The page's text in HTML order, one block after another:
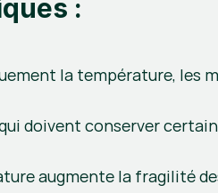
:
la température, les
doivent conserver
augmente la fragilité